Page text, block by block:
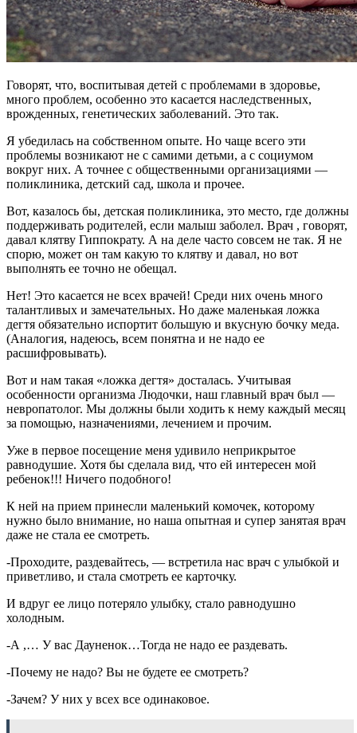
Говорят, что, воспитывая детей с проблемами в здоровье,
много проблем, особенно это касается наследственных,
врожденных, генетических заболеваний. Это так.
Я убедилась на собственном опыте. Но чаще всего эти
проблемы возникают не с самими детьми, а с социумом
вокруг них. А точнее с общественными организациями —
поликлиника, детский сад, школа и прочее.
Вот, казалось бы, детская поликлиника, это место, где должны
поддерживать родителей, если малыш заболел. Врач , говорят,
давал клятву Гиппократу. А на деле часто совсем не так. Я не
спорю, может он там какую то клятву и давал, но вот
выполнять ее точно не обещал.
Нет! Это касается не всех врачей! Среди них очень много
талантливых и замечательных. Но даже маленькая ложка
дегтя обязательно испортит большую и вкусную бочку меда.
(Аналогия, надеюсь, всем понятна и не надо ее
расшифровывать).
Вот и нам такая «ложка дегтя» досталась. Учитывая
особенности организма Людочки, наш главный врач был —
невропатолог. Мы должны были ходить к нему каждый месяц
за помощью, назначениями, лечением и прочим.
Уже в первое посещение меня удивило неприкрытое
равнодушие. Хотя бы сделала вид, что ей интересен мой
ребенок!!! Ничего подобного!
К ней на прием принесли маленький комочек, которому
нужно было внимание, но наша опытная и супер занятая врач
даже не стала ее смотреть.
-Проходите, раздевайтесь, — встретила нас врач с улыбкой и
приветливо, и стала смотреть ее карточку.
И вдруг ее лицо потеряло улыбку, стало равнодушно
холодным.
-А ,… У вас Дауненок…Тогда не надо ее раздевать.
-Почему не надо? Вы не будете ее смотреть?
-Зачем? У них у всех все одинаковое.